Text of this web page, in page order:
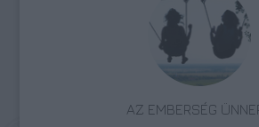
AZ EMBERSÉG